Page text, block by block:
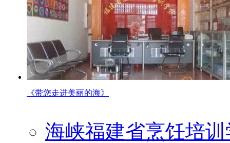
《带您走进美丽的海》
海峡福建省烹饪培